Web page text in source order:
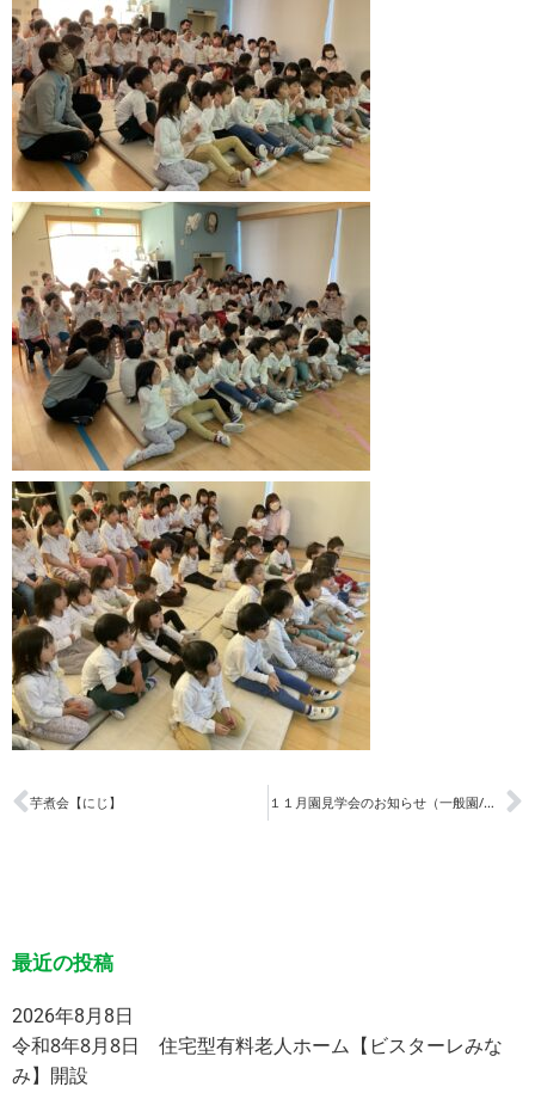
芋煮会【にじ】 １１月園見学会のお知らせ（一般園/夜間園）
最近の投稿
2026年8月8日
令和8年8月8日 住宅型有料老人ホーム【ビスターレみな
み】開設